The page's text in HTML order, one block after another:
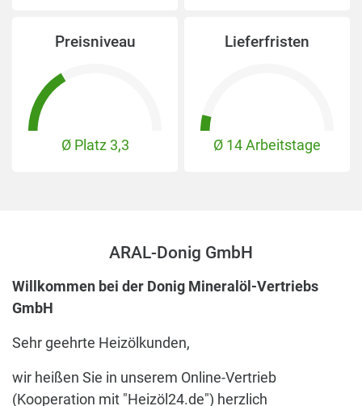
Preisniveau
Ø Platz 3,3
Lieferfristen
Ø 14 Arbeitstage
ARAL-Donig GmbH
Willkommen bei der Donig Mineralöl-Vertriebs
GmbH
Sehr geehrte Heizölkunden,
wir heißen Sie in unserem Online-Vertrieb
(Kooperation mit "Heizöl24.de") herzlich